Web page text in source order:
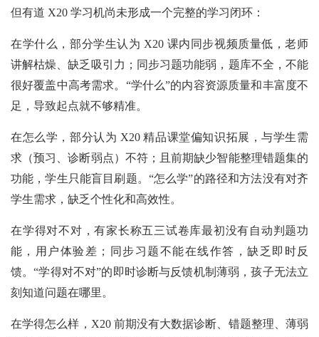
但有道 X20 学习机尚未形成一个完整的学习闭环：
在学什么，部分学生认为 X20 课内同步视频质量低，老师
讲解枯燥、缺乏吸引力；同步习题功能弱，题库不全，不能
很好覆盖中高考需求。“学什么”的内容资源质量和丰富度不
足，导致起点就不够精准。
在怎么学，部分认为 X20 精品课堂偏知识拓展，与学生需
求（预习、诊断弱点）不符；且前期缺少智能整理错题集的
功能，学生只能盲目刷题。“怎么学”的路径和方法没有对齐
学生需求，缺乏个性化和高效性。
在学得对不对，有家长称五三试卷库最初没有自动判题功
能，用户体验差；同步习题不能在线作答，缺乏即时反
馈。“学得对不对”的即时诊断与反馈机制薄弱，孩子无法立
刻知道问题在哪里。
在学得怎么样，X20 前期没有大数据诊断、错题整理、薄弱